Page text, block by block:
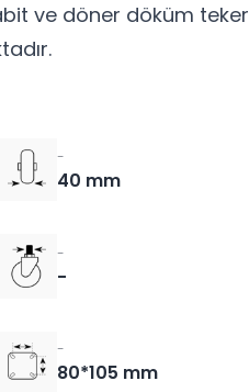
ve döner döküm teker
-
40 mm
-
-
-
80*105 mm